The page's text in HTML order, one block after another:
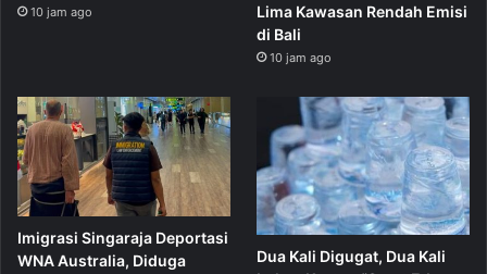
10 jam ago
Lima Kawasan Rendah Emisi
di Bali
10 jam ago
Imigrasi Singaraja Deportasi
WNA Australia, Diduga
Dua Kali Digugat, Dua Kali